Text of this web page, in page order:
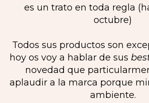
es un trato en toda regla
octubre)
Todos sus productos son
hoy os voy a hablar de sus
novedad que
aplaudir a la marca porque
ambiente.